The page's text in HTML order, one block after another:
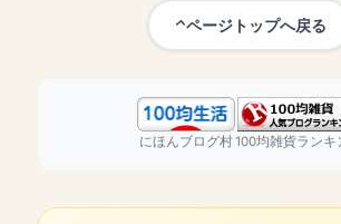
ページトップへ戻る
にほんブログ村100均雑貨ランキ